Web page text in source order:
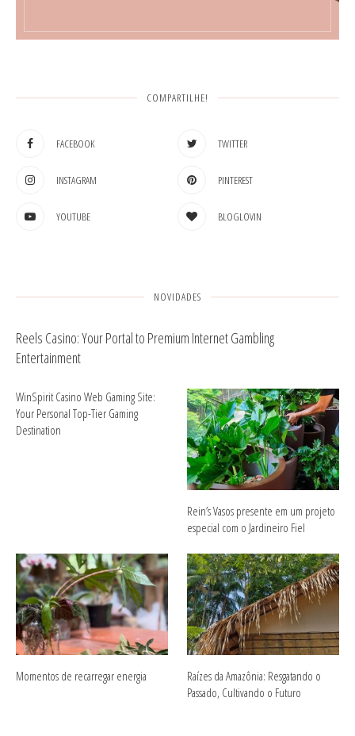
COMPARTILHE!
FACEBOOK TWITTER
INSTAGRAM PINTEREST
YOUTUBE BLOGLOVIN
NOVIDADES
Reels Casino: Your Portal to Premium Internet Gambling
Entertainment
WinSpirit Casino Web Gaming Site:
Your Personal Top-Tier Gaming
Destination
Rein’s Vasos presente em um projeto
especial com o Jardineiro Fiel
Momentos de recarregar energia
Raízes da Amazônia: Resgatando o
Passado, Cultivando o Futuro